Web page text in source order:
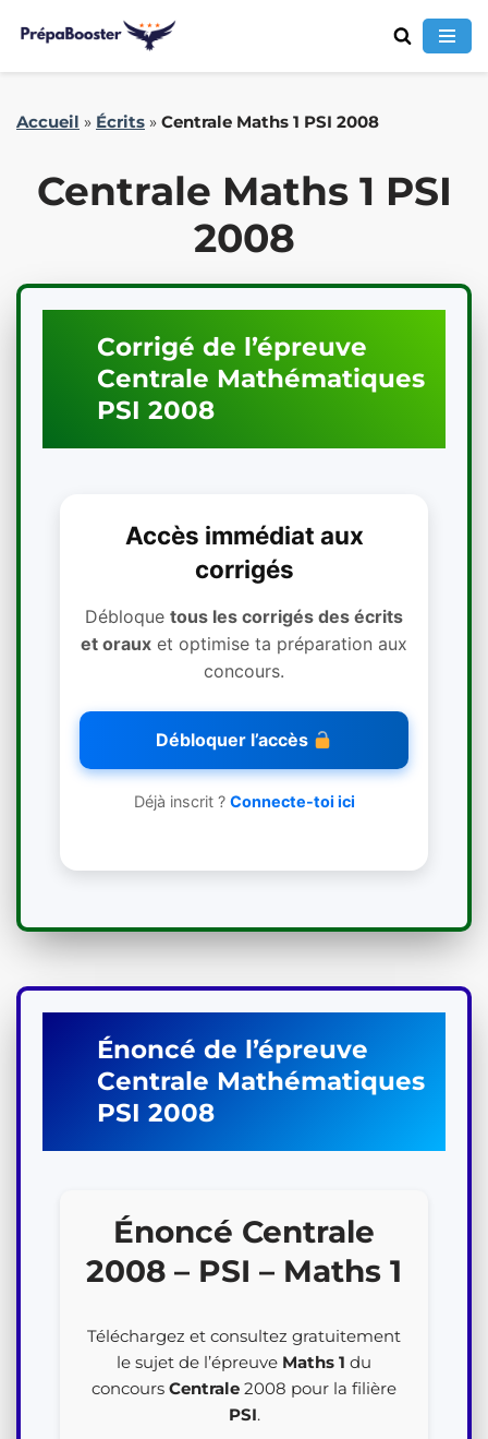
Aller
Accueil » Écrits » Centrale Maths 1 PSI 2008
Centrale Maths 1 PSI
2008
Corrigé de l’épreuve
Centrale Mathématiques
PSI 2008
Accès immédiat aux
corrigés
Débloque tous les corrigés des écrits
et oraux et optimise ta préparation aux
concours.
Débloquer l’accès
Déjà inscrit ? Connecte-toi ici
Énoncé de l’épreuve
Centrale Mathématiques
PSI 2008
Énoncé Centrale
2008 – PSI – Maths 1
Téléchargez et consultez gratuitement
le sujet de l’épreuve Maths 1 du
concours Centrale 2008 pour la filière
PSI.